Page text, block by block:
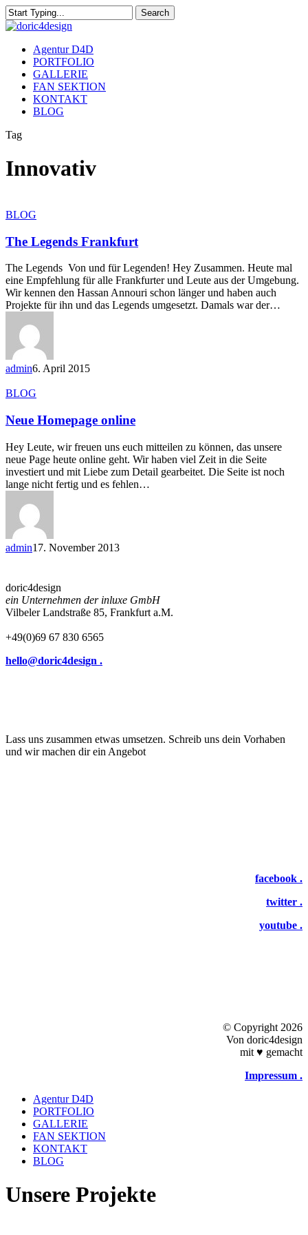
Skip
to
content
Search
Close
Menu
Agentur D4D
PORTFOLIO
GALLERIE
FAN SEKTION
KONTAKT
BLOG
Tag
Innovativ
The
Frankfurt
BLOG
The Legends Frankfurt
The Legends Von und für Legenden! Hey Zusammen. Heute mal
eine Empfehlung für alle Frankfurter und Leute aus der Umgebung.
Wir kennen den Hassan Annouri schon länger und haben auch
Projekte für ihn und das Legends umgesetzt. Damals war der…
admin6. April 2015
Neue
online
BLOG
Neue Homepage online
Hey Leute, wir freuen uns euch mitteilen zu können, das unsere
neue Page heute online geht. Wir haben viel Zeit in die Seite
investiert und mit Liebe zum Detail gearbeitet. Die Seite ist noch
lange nicht fertig und es fehlen…
admin17. November 2013
doric4design
ein Unternehmen der inluxe GmbH
Vilbeler Landstraße 85, Frankfurt a.M.
+49(0)69 67 830 6565
hello@doric4design .
Lass uns zusammen etwas umsetzen. Schreib uns dein Vorhaben
und wir machen dir ein Angebot
facebook .
twitter .
youtube .
© Copyright 2026
Von doric4design
mit ♥ gemacht
Impressum .
Close
Menu
Agentur D4D
PORTFOLIO
GALLERIE
FAN SEKTION
KONTAKT
BLOG
Unsere Projekte